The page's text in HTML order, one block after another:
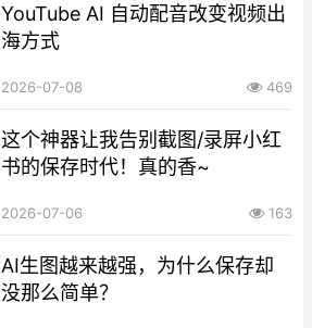
YouTube AI 自动配音改变视频出
海方式
2026-07-08 469
这个神器让我告别截图/录屏小红
书的保存时代！真的香~
2026-07-06 163
AI生图越来越强，为什么保存却
没那么简单？